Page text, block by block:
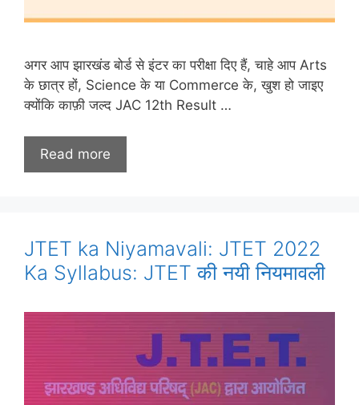
अगर आप झारखंड बोर्ड से इंटर का परीक्षा दिए हैं, चाहे आप Arts
के छात्र हों, Science के या Commerce के, खुश हो जाइए
क्योंकि काफ़ी जल्द JAC 12th Result …
Read more
JTET ka Niyamavali: JTET 2022
Ka Syllabus: JTET की नयी नियमावली